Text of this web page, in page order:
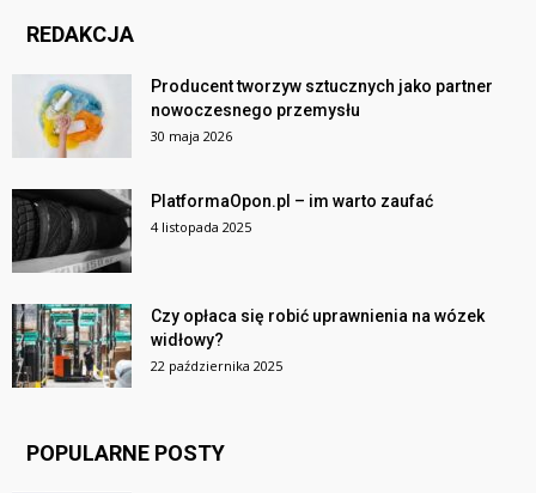
REDAKCJA
Producent tworzyw sztucznych jako partner
nowoczesnego przemysłu
30 maja 2026
PlatformaOpon.pl – im warto zaufać
4 listopada 2025
Czy opłaca się robić uprawnienia na wózek
widłowy?
22 października 2025
POPULARNE POSTY